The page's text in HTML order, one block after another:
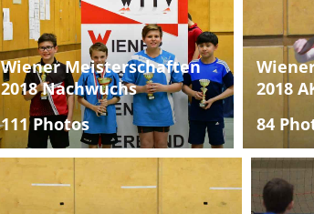
Wiener Meisterschaften
2018 Nachwuchs
111 Photos
2018
84